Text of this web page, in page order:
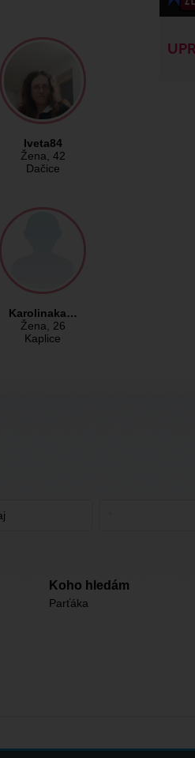
Iveta84
Žena, 42
Dačice
Karolinaka…
Žena, 26
Kaplice
Koho hledám
Parťáka